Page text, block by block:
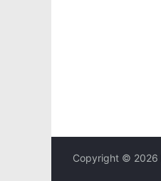
Copyright © 2026